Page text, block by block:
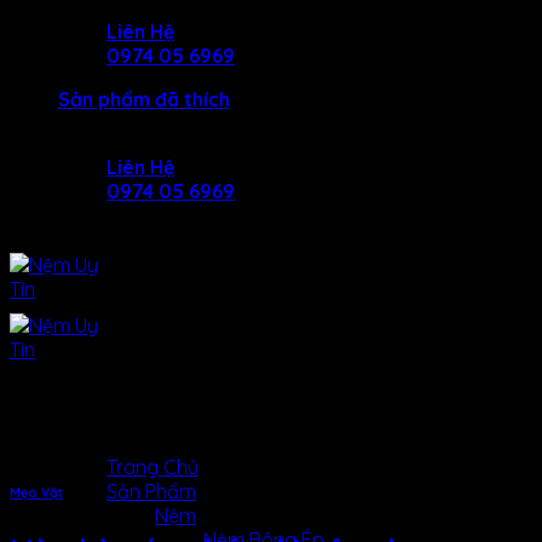
Liên Hệ
0974 05 6969
Sản phẩm đã thích
Liên Hệ
0974 05 6969
Trang Chủ
Sản Phẩm
Nệm
Mẹo Vặt